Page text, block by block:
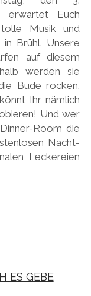
erwartet Euch
tolle Musik und
in Brühl. Unsere
auf diesem
werden sie
Bude rocken.
Ihr nämlich
Und wer
Room die
Nacht-
Leckereien
ES GEBE